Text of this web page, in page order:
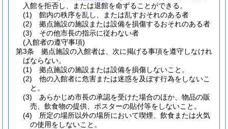
入館を拒否し、または退館を命ずることができる。
(1)
館内の秩序を乱し、または乱すおそれのある者
(2)
拠点施設の施設または設備を損傷するおそれのある者
(3)
その他市長の指示に従わない者
(入館者の遵守事項)
第3条
拠点施設の入館者は、次に掲げる事項を遵守しなけれ
ばならない。
(1)
拠点施設の施設または設備を損傷しないこと。
(2)
他の入館者に危害または迷惑を及ぼす行為をしないこ
と。
(3)
あらかじめ市長の承認を受けた場合のほか、物品の販
売、飲食物の提供、ポスターの貼付等をしないこと。
(4)
所定の場所以外の場所において喫煙、飲食または火気
の使用をしないこと。